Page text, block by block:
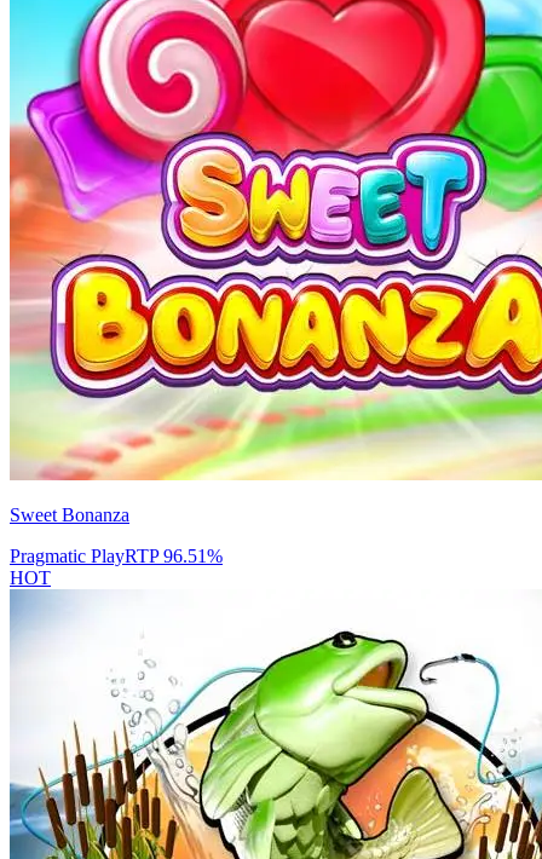
Sweet Bonanza
Pragmatic PlayRTP96.51%
HOT